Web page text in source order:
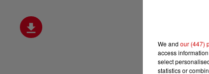
We and our (447)
access
select
statistics or